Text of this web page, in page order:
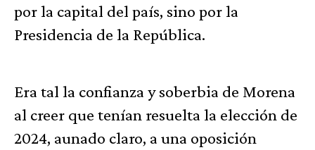
por la capital del país, sino por la
Presidencia de la República.
Era tal la confianza y soberbia de Morena
al creer que tenían resuelta la elección de
2024, aunado claro, a una oposición